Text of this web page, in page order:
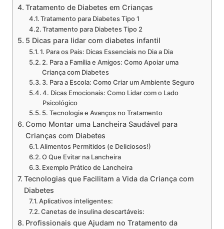
Tratamento de Diabetes em Crianças
Tratamento para Diabetes Tipo 1
Tratamento para Diabetes Tipo 2
5 Dicas para lidar com diabetes infantil
1. Para os Pais: Dicas Essenciais no Dia a Dia
2. Para a Família e Amigos: Como Apoiar uma
Criança com Diabetes
3. Para a Escola: Como Criar um Ambiente Seguro
4. Dicas Emocionais: Como Lidar com o Lado
Psicológico
5. Tecnologia e Avanços no Tratamento
Como Montar uma Lancheira Saudável para
Crianças com Diabetes
Alimentos Permitidos (e Deliciosos!)
O Que Evitar na Lancheira
Exemplo Prático de Lancheira
Tecnologias que Facilitam a Vida da Criança com
Diabetes
Aplicativos inteligentes:
Canetas de insulina descartáveis:
Profissionais que Ajudam no Tratamento da